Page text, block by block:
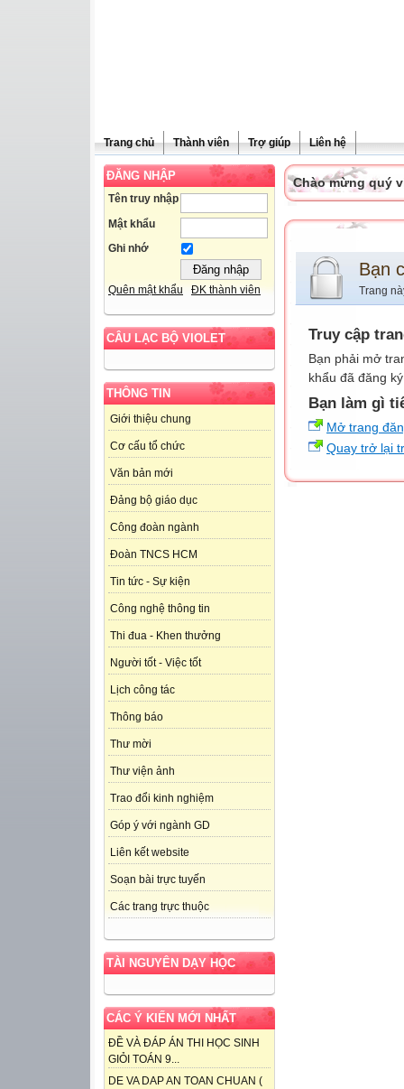
Trang chủ Thành viên Trợ giúp Liên hệ
ĐĂNG NHẬP
Tên truy nhập
Mật khẩu
Ghi nhớ
Quên mật khẩu ĐK thành viên
CÂU LẠC BỘ VIOLET
THÔNG TIN
Giới thiệu chung
Cơ cấu tổ chức
Văn bản mới
Đảng bộ giáo dục
Công đoàn ngành
Đoàn TNCS HCM
Tin tức - Sự kiện
Công nghệ thông tin
Thi đua - Khen thưởng
Người tốt - Việc tốt
Lịch công tác
Thông báo
Thư mời
Thư viện ảnh
Trao đổi kinh nghiệm
Góp ý với ngành GD
Liên kết website
Soạn bài trực tuyến
Các trang trực thuộc
TÀI NGUYÊN DẠY HỌC
CÁC Ý KIẾN MỚI NHẤT
ĐỀ VÀ ĐÁP ÁN THI HỌC SINH
GIỎI TOÁN 9...
DE VA DAP AN TOAN CHUAN (
Chào mừng quý
Bạn
Trang
Truy cập
Bạn phải mở
khẩu đã đăng
Bạn làm gì
Mở trang
Quay trở lại